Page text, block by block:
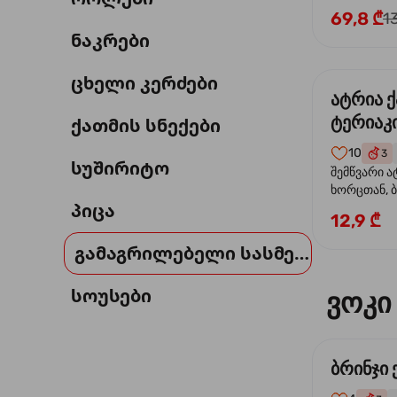
ნაკრები
ცხელი კერძები
ქათმის სნექები
სუშირიტო
პიცა
გამაგრილებელი სასმელი
სოუსები
69,8 ₾
ატრია
10 3
შემწვარი
ხორცთან,
და
12,9 ₾
ვოკი
ბრინჯი